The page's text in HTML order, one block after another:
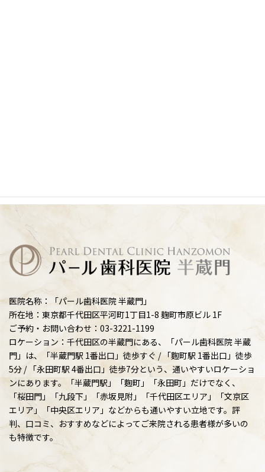
医院名称：「パール歯科医院 半蔵門」
所在地：東京都千代田区平河町1丁目1-8 麹町市原ビル 1F
ご予約・お問い合わせ：03-3221-1199
ロケーション：千代田区の半蔵門にある、「パール歯科医院 半蔵
門」は、「半蔵門駅 1番出口」徒歩すぐ / 「麴町駅 1番出口」徒歩
5分 / 「永田町駅 4番出口」徒歩7分という、通いやすいロケーショ
ンにあります。「半蔵門駅」「麴町」「永田町」だけでなく、
「桜田門」「九段下」「赤坂見附」「千代田区エリア」「文京区
エリア」「中央区エリア」などからも通いやすい立地です。評
判、口コミ、おすすめなどによってご来院される患者様が多いの
も特徴です。